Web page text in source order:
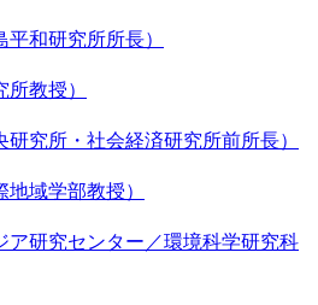
平和研究所所長）
所教授）
研究所・社会経済研究所前所長）
地域学部教授）
ア研究センター／環境科学研究科